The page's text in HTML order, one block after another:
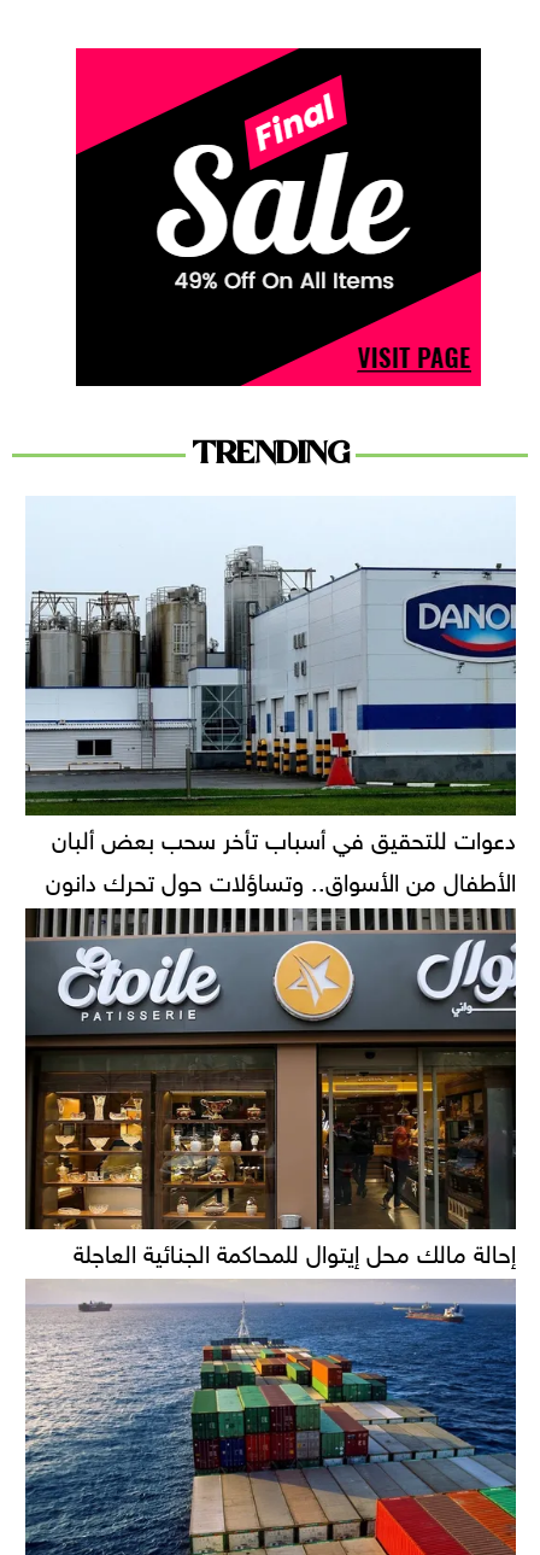
TRENDING
دعوات للتحقيق في أسباب تأخر سحب بعض ألبان
الأطفال من الأسواق.. وتساؤلات حول تحرك دانون
إحالة مالك محل إيتوال للمحاكمة الجنائية العاجلة